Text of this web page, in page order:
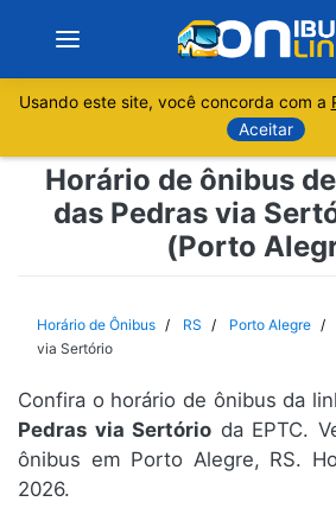
Sobre
Minas Gerais
Espírito Santo
Paraná
Usando este site, você concorda com a
Aceitar
Horário de ônibus
das Pedras via
(Porto
Horário de Ônibus RS Porto Alegre
via Sertório
Confira o horário de ônibus da
Pedras via Sertório da EPTC.
ônibus em Porto Alegre, RS.
2026.